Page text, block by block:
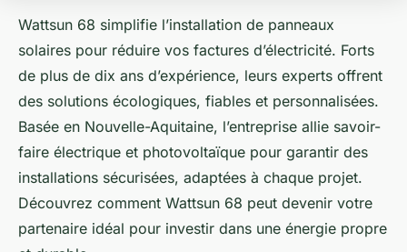
Wattsun 68 simplifie l’installation de panneaux
solaires pour réduire vos factures d’électricité. Forts
de plus de dix ans d’expérience, leurs experts offrent
des solutions écologiques, fiables et personnalisées.
Basée en Nouvelle-Aquitaine, l’entreprise allie savoir-
faire électrique et photovoltaïque pour garantir des
installations sécurisées, adaptées à chaque projet.
Découvrez comment Wattsun 68 peut devenir votre
partenaire idéal pour investir dans une énergie propre